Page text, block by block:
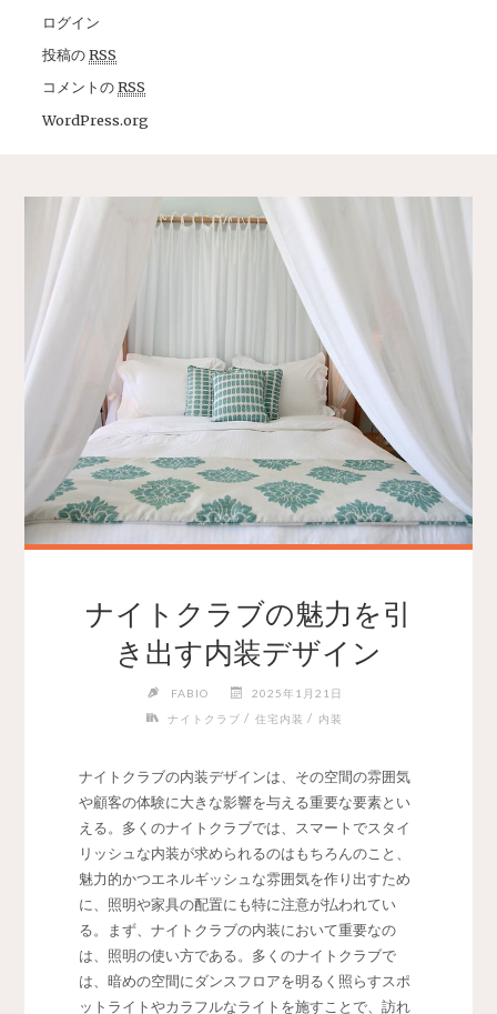
ログイン
投稿のRSS
コメントのRSS
WordPress.org
ナイトクラブの魅力を引
き出す内装デザイン
FABIO
2025年1月21日
ナイトクラブ / 住宅内装 / 内装
ナイトクラブの内装デザインは、その空間の雰囲気
や顧客の体験に大きな影響を与える重要な要素とい
える。 多くのナイトクラブでは、スマートでスタイ
リッシュな内装が求められるのはもちろんのこと、
魅力的かつエネルギッシュな雰囲気を作り出すため
に、照明や家具の配置にも特に注意が払われてい
る。まず、ナイトクラブの内装において重要なの
は、照明の使い方である。多くのナイトクラブで
は、暗めの空間にダンスフロアを明るく照らすスポ
ットライトやカラフルなライトを施すことで、訪れ